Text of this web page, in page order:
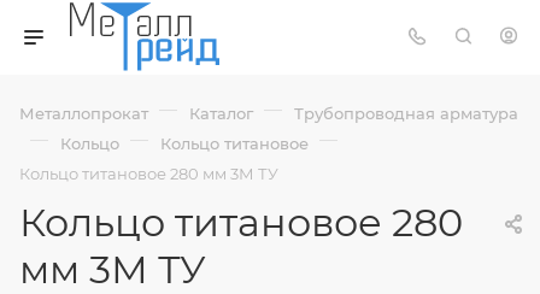
Металлопрокат — Каталог — Трубопроводная арматура
— Кольцо — Кольцо титановое —
Кольцо титановое 280 мм 3М ТУ
Кольцо титановое 280
мм 3М ТУ